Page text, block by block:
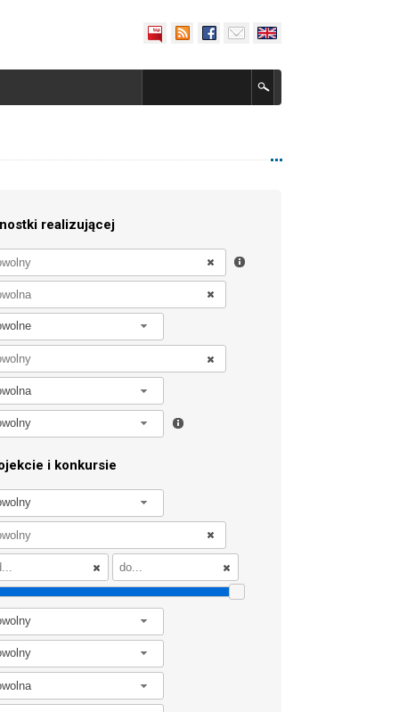
realizującej
i konkursie